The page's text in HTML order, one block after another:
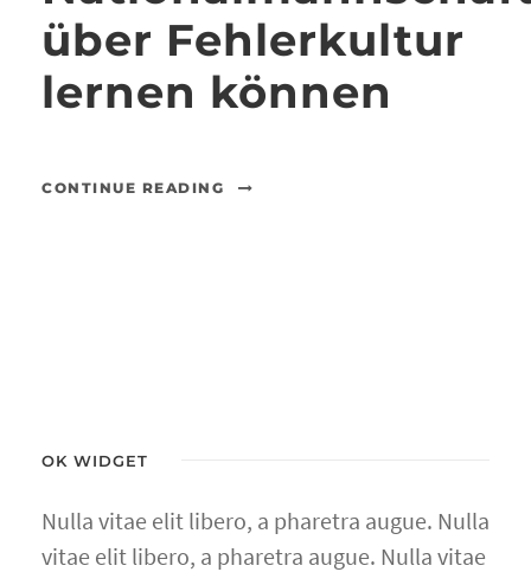
über Fehlerkultur
lernen können
CONTINUE READING
OK WIDGET
Nulla vitae elit libero, a pharetra augue. Nulla
vitae elit libero, a pharetra augue. Nulla vitae